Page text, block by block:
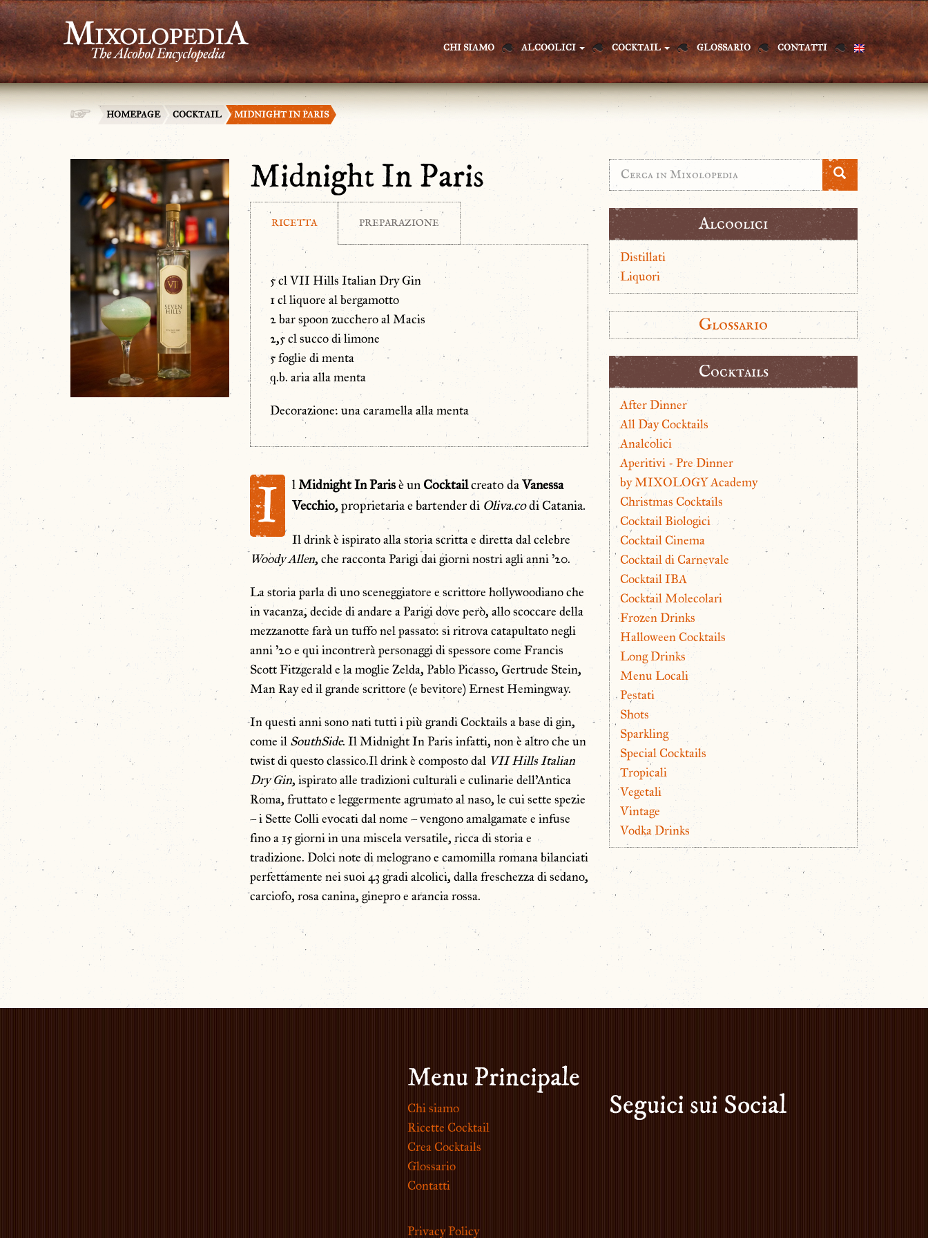
CHI SIAMO ALCOOLICI COCKTAIL GLOSSARIO CONTATTI
HOMEPAGE COCKTAIL MIDNIGHT IN PARIS
Midnight In Paris
RICETTA PREPARAZIONE
5 cl VII Hills Italian Dry Gin
1 cl liquore al bergamotto
2 bar spoon zucchero al Macis
2,5 cl succo di limone
5 foglie di menta
q.b. aria alla menta
Decorazione: una caramella alla menta
I lMidnightInParisè un Cocktailcreato daVanessa
Vecchio, proprietaria e bartender di Oliva.codi Catania.
Il drink è ispirato alla storia scritta e diretta dal celebre
WoodyAllen, che racconta Parigi dai giorni nostri agli anni ’20.
La storia parla di uno sceneggiatore e scrittore hollywoodiano che
in vacanza, decide di andare a Parigi dove però, allo scoccare della
mezzanotte farà un tuffo nel passato: si ritrova catapultato negli
anni ’20 e qui incontrerà personaggi di spessore come Francis
Scott Fitzgerald e la moglie Zelda, Pablo Picasso, Gertrude Stein,
Man Ray ed il grande scrittore (e bevitore) Ernest Hemingway.
In questi anni sono nati tutti i più grandi Cocktails a base di gin,
come il SouthSide. Il Midnight In Paris infatti, non è altro che un
twist di questo classico.Il drink è composto dal VII HillsItalian
Dry Gin, ispirato alle tradizioni culturali e culinarie dell’Antica
Roma, fruttato e leggermente agrumato al naso, le cui sette spezie
– i Sette Colli evocati dal nome – vengono amalgamate e infuse
fino a 15 giorni in una miscela versatile, ricca di storia e
tradizione. Dolci note di melograno e camomilla romana bilanciati
perfettamente nei suoi 43 gradi alcolici, dalla freschezza di sedano,
carciofo, rosa canina, ginepro e arancia rossa.
Alcoolici
Distillati
Liquori
Glossario
Cocktails
After Dinner
All Day Cocktails
Analcolici
Aperitivi - Pre Dinner
by MIXOLOGY Academy
Christmas Cocktails
Cocktail Biologici
Cocktail Cinema
Cocktail di Carnevale
Cocktail IBA
Cocktail Molecolari
Frozen Drinks
Halloween Cocktails
Long Drinks
Menu Locali
Pestati
Shots
Sparkling
Special Cocktails
Tropicali
Vegetali
Vintage
Vodka Drinks
Menu Principale
Chi siamo
Ricette Cocktail
Crea Cocktails
Glossario
Contatti
Privacy Policy
Seguici sui Social